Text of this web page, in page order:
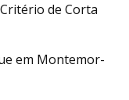
de Corta
em Montemor-